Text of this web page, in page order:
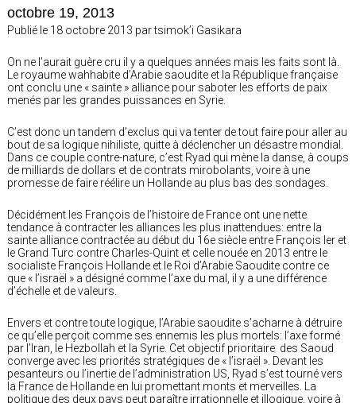
octobre 19, 2013
Publié le 18 octobre 2013 par tsimok’i Gasikara
On ne l’aurait guère cru il y a quelques années mais les faits sont là.
Le royaume wahhabite d’Arabie saoudite et la République française
ont conclu une « sainte » alliance pour saboter les efforts de paix
menés par les grandes puissances en Syrie.
C’est donc un tandem d’exclus qui va tenter de tout faire pour aller au
bout de sa logique nihiliste, quitte à déclencher un désastre mondial.
Dans ce couple contre-nature, c’est Ryad qui mène la danse, à coups
de milliards de dollars et de contrats mirobolants, voire à une
promesse de faire réélire un Hollande au plus bas des sondages.
Décidément les François de l’histoire de France ont une nette
tendance à contracter les alliances les plus inattendues: entre la
sainte alliance contractée au début du 16e siècle entre François Ier et
le Grand Turc contre Charles-Quint et celle nouée en 2013 entre le
socialiste François Hollande et le Roi d’Arabie Saoudite contre ce
que « l’israël » a désigné comme l’axe du mal, il y a une différence
d’échelle et de valeurs.
Envers et contre toute logique, l’Arabie saoudite s’acharne à détruire
ce qu’elle perçoit comme ses ennemis les plus mortels: l’axe formé
par l’Iran, le Hezbollah et la Syrie. Cet objectif prioritaire des Saoud
converge avec les priorités stratégiques de « l’israël ». Devant les
pesanteurs ou l’inertie de l’administration US, Ryad s’est tourné vers
la France de Hollande en lui promettant monts et merveilles. La
politique des deux pays peut paraître irrationnelle et illogique, voire à